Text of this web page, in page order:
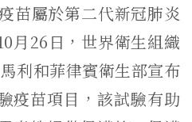
苗屬於第二代新冠肺炎
月26日，世界衛生組織
利和菲律賓衛生部宣布
疫苗項目，該試驗有助